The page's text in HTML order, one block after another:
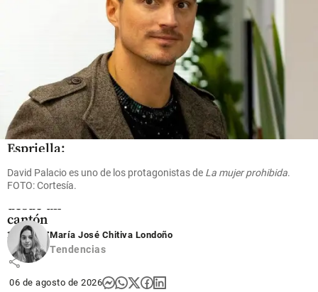
Así será la
inédita
posesión
de De la
Espriella:
discurso
será
desde un
cantón
militar
share
David Palacio es uno de los protagonistas de La mujer prohibida.
FOTO: Cortesía.
María José Chitiva Londoño
Tendencias
06 de agosto de 2026